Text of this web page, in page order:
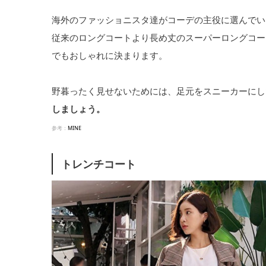
海外のファッショニスタ達がコーデの主役に選んで
従来のロングコートより長め丈のスーパーロングコ
でもおしゃれに決まります。
野暮ったく見せないためには、足元をスニーカーに
しましょう。
参考： MINE
トレンチコート